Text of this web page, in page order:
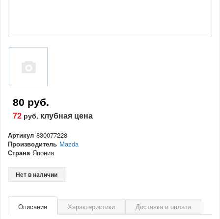
80 руб.
72 руб. клубная цена
Артикул 830077228
Производитель Mazda
Страна Япония
Нет в наличии
Описание Характеристики Доставка и оплата